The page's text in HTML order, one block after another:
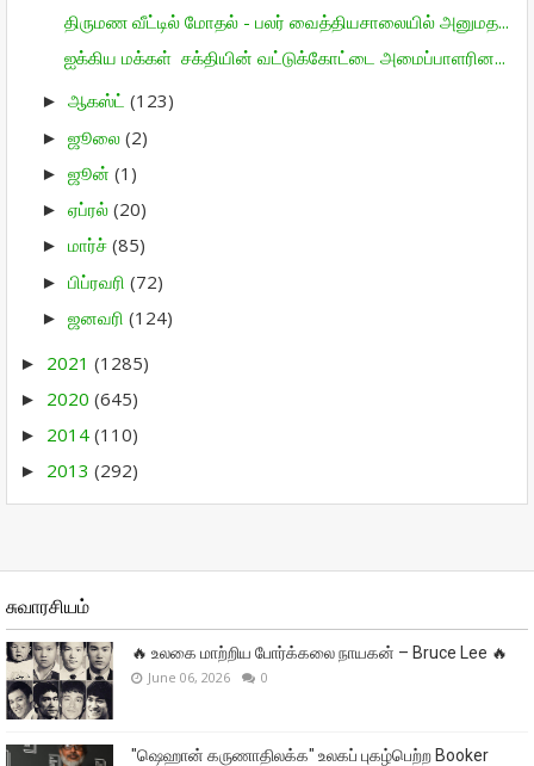
திருமண வீட்டில் மோதல் - பலர் வைத்தியசாலையில் அனுமத...
ஐக்கிய மக்கள் சக்தியின் வட்டுக்கோட்டை அமைப்பாளரின...
► ஆகஸ்ட் (123)
► ஜூலை (2)
► ஜூன் (1)
► ஏப்ரல் (20)
► மார்ச் (85)
► பிப்ரவரி (72)
► ஜனவரி (124)
► 2021 (1285)
► 2020 (645)
► 2014 (110)
► 2013 (292)
சுவாரசியம்
🔥 உலகை மாற்றிய போர்க்கலை நாயகன் – Bruce Lee 🔥
June 06, 2026 0
"ஷெஹான் கருணாதிலக்க" உலகப் புகழ்பெற்ற Booker